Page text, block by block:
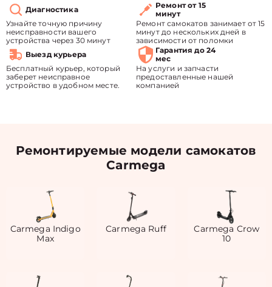
Диагностика
Узнайте точную причину
неисправности вашего
устройства через 30 минут
Ремонт от 15
минут
Ремонт самокатов занимает от 15
минут до нескольких дней в
зависимости от поломки
Выезд курьера
Бесплатный курьер, который
заберет неисправное
устройство в удобном месте.
Гарантия до 24
мес
На услуги и запчасти
предоставленные нашей
компанией
Ремонтируемые модели самокатов
Carmega
Carmega Indigo
Max
Carmega Ruff
Carmega Crow
10